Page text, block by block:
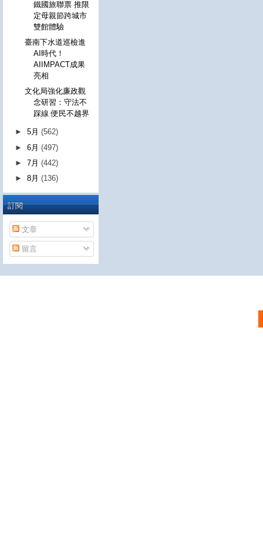
鐵國旅聯票 推限
定母親節跨城市
雙館體驗
臺南下水道巡檢進
AI時代！
AIIMPACT成果
亮相
文化局強化廉政觀
念研習：守法不
踩線 便民不越界
►5月(562)
►6月(497)
►7月(442)
►8月(136)
訂閱
文章
留言